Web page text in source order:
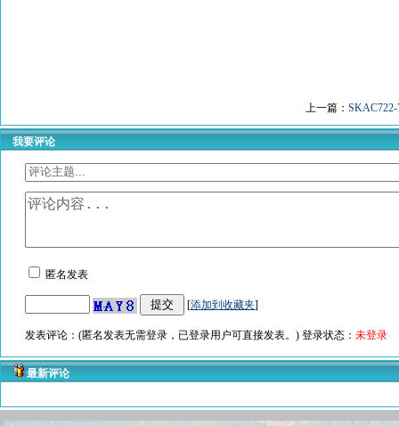
上一篇：
我要评论
匿名发表
[添加到收藏夹]
发表评论：(匿名发表无需登录，已登录用户可直接发表。) 登录状态： 未登录
最新评论